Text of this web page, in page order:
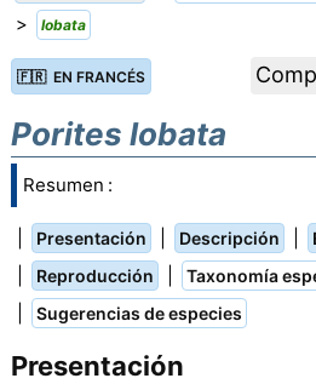
> lobata
🇫🇷 EN FRANCÉS
Porites lobata
Resumen :
Presentación Descripción
Reproducción Taxonomía
Sugerencias de especies
Presentación